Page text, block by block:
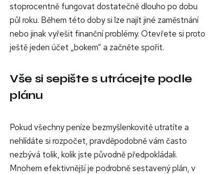
stoprocentně fungovat dostatečně dlouho po dobu
půl roku. Během této doby si lze najít jiné zaměstnání
nebo jinak vyřešit finanční problémy. Otevřete si proto
ještě jeden účet „bokem“ a začněte spořit.
Vše si sepište s utrácejte podle
plánu
Pokud všechny peníze bezmyšlenkovitě utratíte a
nehlídáte si rozpočet, pravděpodobně vám často
nezbývá tolik, kolik jste původně předpokládali.
Mnohem efektivnější je podrobně sestavený plán, v